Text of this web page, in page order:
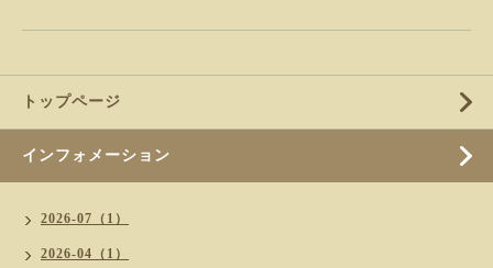
トップページ
インフォメーション
2026-07（1）
2026-04（1）